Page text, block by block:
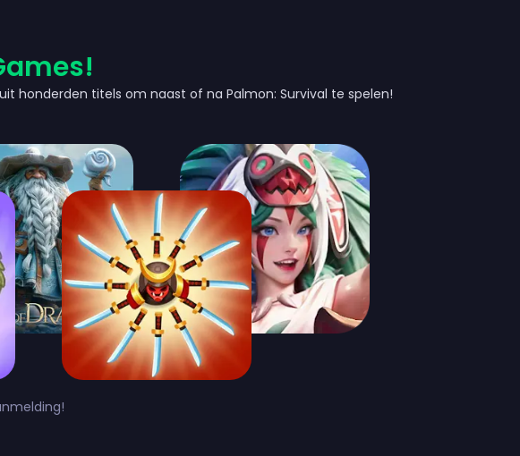
honderden titels om naast of na Palmon: Survival te spelen!